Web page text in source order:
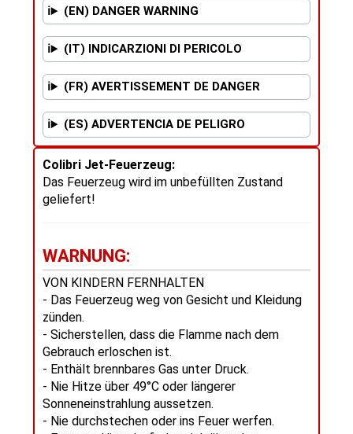
(EN) DANGER WARNING
(IT) INDICARZIONI DI PERICOLO
(FR) AVERTISSEMENT DE DANGER
(ES) ADVERTENCIA DE PELIGRO
Colibri Jet-Feuerzeug:
Das Feuerzeug wird im unbefüllten Zustand
geliefert!
WARNUNG:
VON KINDERN FERNHALTEN
- Das Feuerzeug weg von Gesicht und Kleidung
zünden.
- Sicherstellen, dass die Flamme nach dem
Gebrauch erloschen ist.
- Enthält brennbares Gas unter Druck.
- Nie Hitze über 49°C oder längerer
Sonneneinstrahlung aussetzen.
- Nie durchstechen oder ins Feuer werfen.